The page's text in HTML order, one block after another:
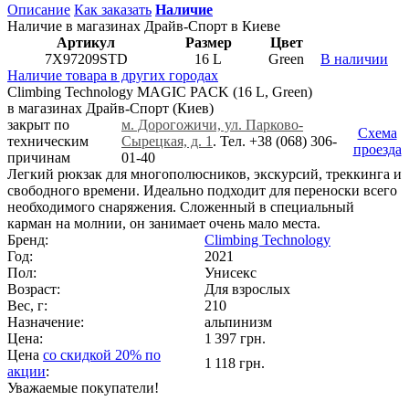
Описание Как заказать Наличие
Наличие в магазинах Драйв-Спорт в Киеве
Артикул
Размер
Цвет
7X97209STD
16 L Green
В наличии
Наличие товара в других городах
Climbing Technology MAGIC PACK (16 L, Green)
в магазинах Драйв-Спорт (Киев)
закрыт по
техническим
причинам
м. Дорогожичи, ул. Парково-
Сырецкая, д. 1 . Тел. +38 (068) 306-
01-40
Схема
проезда
Легкий рюкзак для многополюсников, экскурсий, треккинга и
свободного времени. Идеально подходит для переноски всего
необходимого снаряжения. Сложенный в специальный
карман на молнии, он занимает очень мало места.
Бренд:
Climbing Technology
Год:
2021
Пол:
Унисекс
Возраст:
Для взрослых
Вес, г:
210
Назначение:
альпинизм
Цена:
1 397 грн.
Цена со скидкой 20% по
акции:
1 118 грн.
Уважаемые покупатели!